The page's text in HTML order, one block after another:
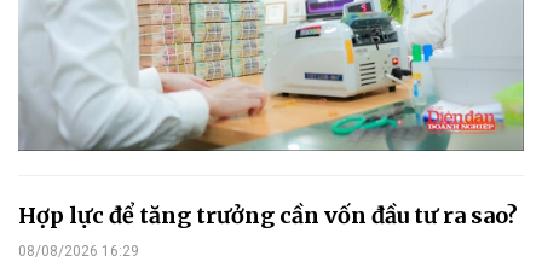
Hợp lực để tăng trưởng cần vốn đầu tư ra sao?
08/08/2026 16:29